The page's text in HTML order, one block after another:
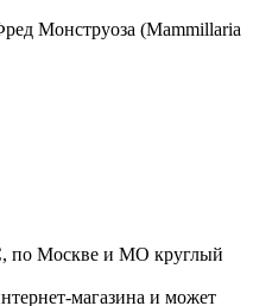
Монструоза (Mammillaria
по Москве и МО круглый
магазина и может